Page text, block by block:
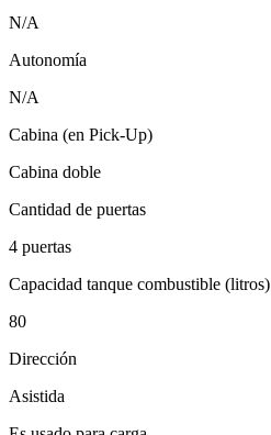
N/A
Autonomía
N/A
Cabina (en Pick-Up)
Cabina doble
Cantidad de puertas
4 puertas
Capacidad tanque combustible (litros)
80
Dirección
Asistida